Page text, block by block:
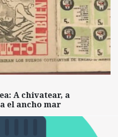
A chivatear, a
el ancho mar